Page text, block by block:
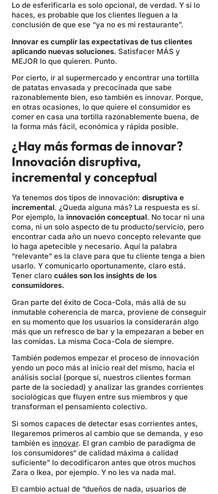
Lo de esferificarla es solo opcional, de verdad. Y si lo
haces, es probable que los clientes lleguen a la
conclusión de que ese “ya no es mi restaurante”.
Innovar es cumplir las expectativas de tus clientes
aplicando nuevas soluciones. Satisfacer MÁS y
MEJOR lo que quieren. Punto.
Por cierto, ir al supermercado y encontrar una tortilla
de patatas envasada y precocinada que sabe
razonablemente bien, eso también es innovar. Porque,
en otras ocasiones, lo que quiere el consumidor es
comer en casa una tortilla razonablemente buena, de
la forma más fácil, económica y rápida posible.
¿Hay más formas de innovar?
Innovación disruptiva,
incremental y conceptual
Ya tenemos dos tipos de innovación: disruptiva e
incremental. ¿Queda alguna más? La respuesta es sí.
Por ejemplo, la innovación conceptual. No tocar ni una
coma, ni un solo aspecto de tu producto/servicio, pero
encontrar cada año un nuevo concepto relevante que
lo haga apetecible y necesario. Aquí la palabra
“relevante” es la clave para que tu cliente tenga a bien
usarlo. Y comunicarlo oportunamente, claro está.
Tener claro cuáles son los insights de los
consumidores.
Gran parte del éxito de Coca-Cola, más allá de su
inmutable coherencia de marca, proviene de conseguir
en su momento que los usuarios la considerarán algo
más que un refresco de bar y la empezaran a beber en
las comidas. La misma Coca-Cola de siempre.
También podemos empezar el proceso de innovación
yendo un poco más al inicio real del mismo, hacia el
análisis social (porque sí, nuestros clientes forman
parte de la sociedad) y analizar las grandes corrientes
sociológicas que fluyen entre sus miembros y que
transforman el pensamiento colectivo.
Si somos capaces de detectar esas corrientes antes,
llegaremos primeros al cambio que se demanda, y eso
también es innovar. El gran cambio de paradigma de
los consumidores“ de calidad máxima a calidad
suficiente” lo decodificaron antes que otros muchos
Zara o Ikea, por ejemplo. Y no les va nada mal.
El cambio actual de “dueños de nada, usuarios de